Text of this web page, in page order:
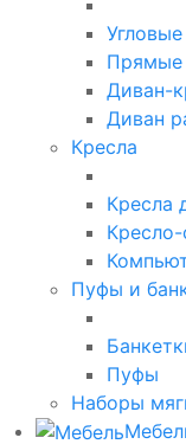
Прямые
Диван-
Диван
Кресла
Кресла
Кресло-
Пуфы и
Пуфы
Наборы